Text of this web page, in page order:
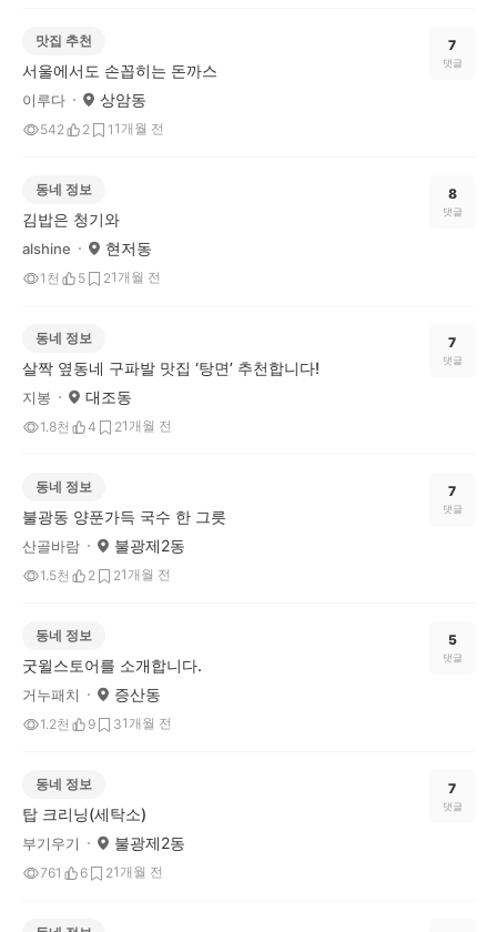
맛집 추천
서울에서도 손꼽히는 돈까스
이루다 상암동
542 2 1 1개월 전
7
댓글
동네 정보
김밥은 청기와
alshine 현저동
1천 5 21개월 전
8
댓글
동네 정보
살짝 옆동네 구파발 맛집 ‘탕면’ 추천합니다!
지봉 대조동
1.8천 4 21개월 전
7
댓글
동네 정보
불광동 양푼가득 국수 한 그릇
산골바람 불광제2동
1.5천 2 21개월 전
7
댓글
동네 정보
굿윌스토어를 소개합니다.
거누패치 증산동
1.2천 9 31개월 전
5
댓글
동네 정보
탑 크리닝(세탁소)
부기우기 불광제2동
761 6 21개월 전
7
댓글